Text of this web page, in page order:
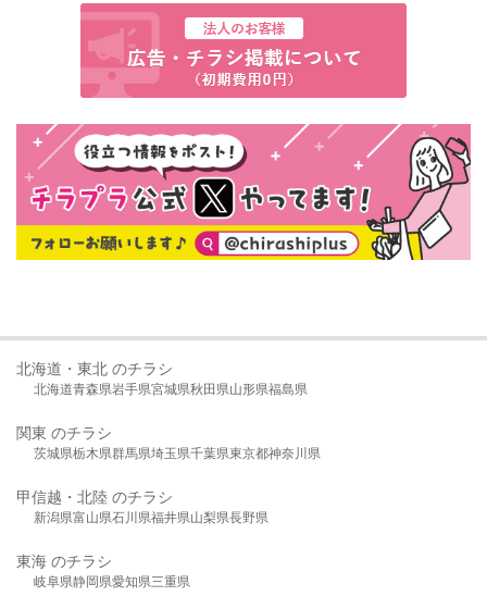
北海道・東北 のチラシ
北海道青森県岩手県宮城県秋田県山形県福島県
関東 のチラシ
茨城県栃木県群馬県埼玉県千葉県東京都神奈川県
甲信越・北陸 のチラシ
新潟県富山県石川県福井県山梨県長野県
東海 のチラシ
岐阜県静岡県愛知県三重県